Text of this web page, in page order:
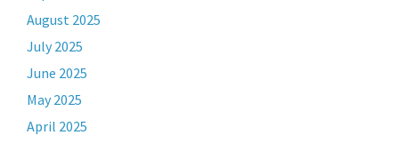
August 2025
July 2025
June 2025
May 2025
April 2025